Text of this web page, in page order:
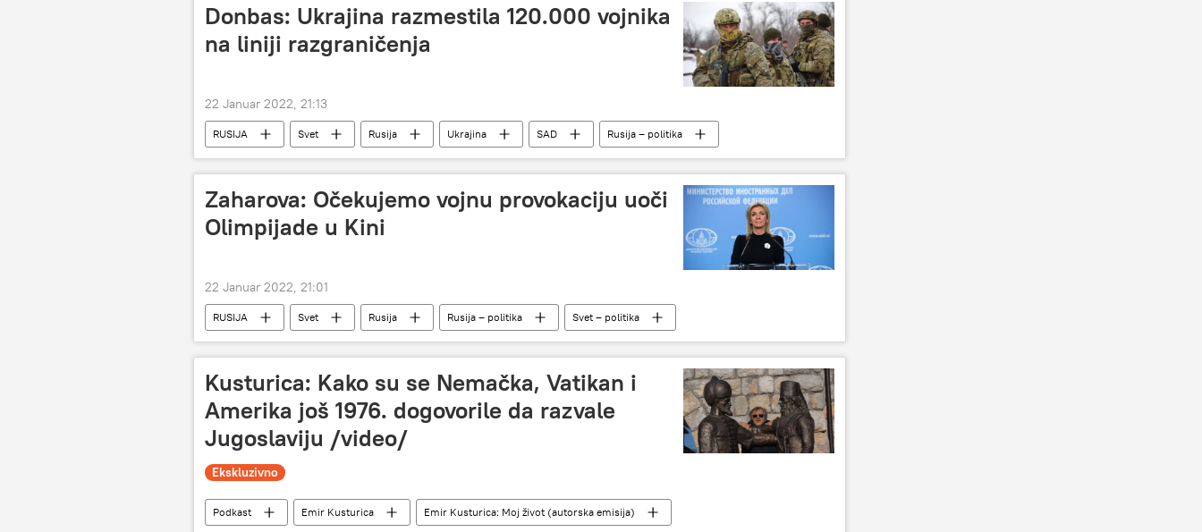
Donbas: Ukrajina razmestila 120.000 vojnika
na liniji razgraničenja
22 Januar 2022, 21:13
RUSIJA Svet Rusija Ukrajina SAD
Rusija – politika
Svet – politika
Zaharova: Očekujemo vojnu provokaciju uoči
Olimpijade u Kini
22 Januar 2022, 21:01
RUSIJA Svet Rusija Rusija – politika Svet – politika
Kusturica: Kako su se Nemačka, Vatikan i
Amerika još 1976. dogovorile da razvale
Jugoslaviju /video/
Ekskluzivno
Podkast Emir Kusturica Emir Kusturica: Moj život (autorska emisija)